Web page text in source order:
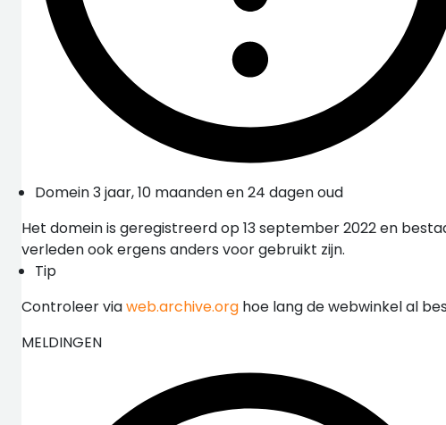
Domein 3 jaar, 10 maanden en 24 dagen oud
Het domein is geregistreerd op 13 september 2022 en
verleden ook ergens anders voor gebruikt zijn.
Tip
Controleer viaweb.archive.org hoe lang de webwinkel al
MELDINGEN